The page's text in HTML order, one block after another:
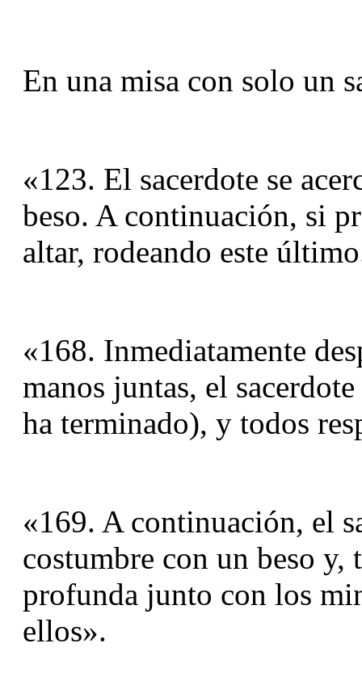
En una misa con solo un
«123. El sacerdote se
beso. A continuación, si
altar, rodeando este
«168. Inmediatamente
manos juntas, el
ha terminado), y todos
«169. A continuación, el
costumbre con un beso y,
profunda junto con los
ellos».